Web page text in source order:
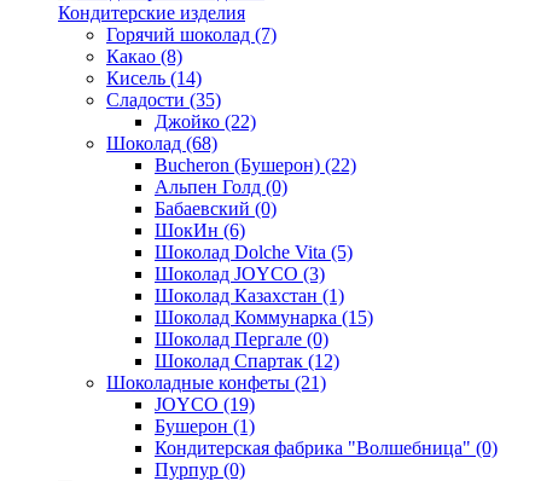
Кондитерские изделия
Горячий шоколад (7)
Какао (8)
Кисель (14)
Сладости (35)
Джойко (22)
Шоколад (68)
Bucheron (Бушерон) (22)
Альпен Голд (0)
Бабаевский (0)
ШокИн (6)
Шоколад Dolche Vita (5)
Шоколад JOYCO (3)
Шоколад Казахстан (1)
Шоколад Коммунарка (15)
Шоколад Пергале (0)
Шоколад Спартак (12)
Шоколадные конфеты (21)
JOYCO (19)
Бушерон (1)
Кондитерская фабрика "Волшебница" (0)
Пурпур (0)